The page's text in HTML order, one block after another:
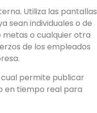
Utiliza las pantallas
sean individuales o de
metas o cualquier otra
de los empleados
cual permite publicar
en tiempo real para